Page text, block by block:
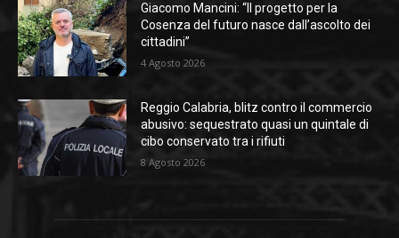
Giacomo Mancini: “Il progetto per la
Cosenza del futuro nasce dall’ascolto dei
cittadini”
4 Agosto 2026
Reggio Calabria, blitz contro il commercio
abusivo: sequestrato quasi un quintale di
cibo conservato tra i rifiuti
8 Agosto 2026